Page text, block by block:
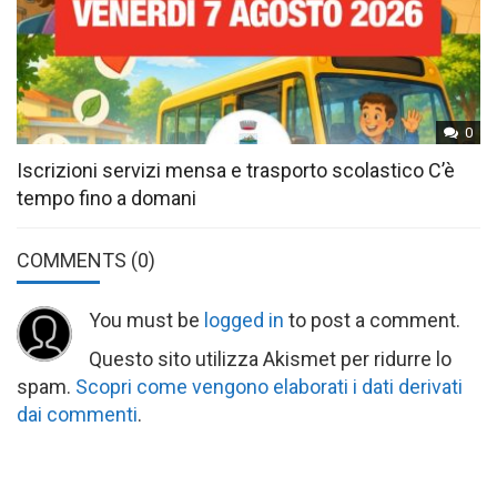
0
Iscrizioni servizi mensa e trasporto scolastico C’è
tempo fino a domani
COMMENTS (0)
You must be logged in to post a comment.
Questo sito utilizza Akismet per ridurre lo
spam. Scopri come vengono elaborati i dati derivati
dai commenti.